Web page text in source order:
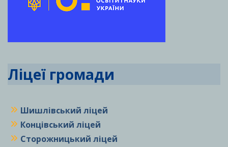
Ліцеї громади
Шишлівський ліцей
Концівський ліцей
Сторожницький ліцей